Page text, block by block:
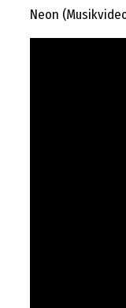
Neon